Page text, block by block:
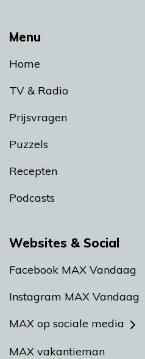
Menu
Home
TV & Radio
Prijsvragen
Puzzels
Recepten
Podcasts
Websites & Social
Facebook MAX Vandaag
Instagram MAX Vandaag
MAX op sociale media
MAX vakantieman